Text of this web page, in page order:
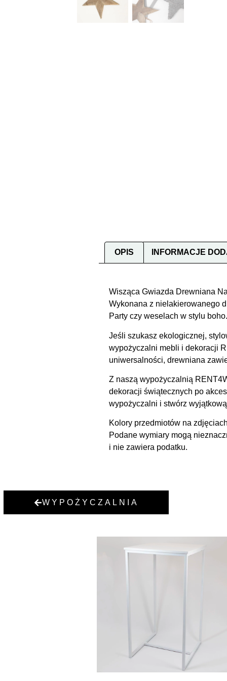
OPIS INFORMACJE
Wisząca Gwiazda Drewniana
Wykonana z nielakierowanego
Party czy weselach w stylu
Jeśli szukasz ekologicznej,
wypożyczalni mebli i dekoracji
uniwersalności, drewniana
Z naszą wypożyczalnią
dekoracji świątecznych po
wypożyczalni i stwórz
Kolory przedmiotów na
Podane wymiary mogą
i nie zawiera podatku.
WYPOŻYCZALNIA